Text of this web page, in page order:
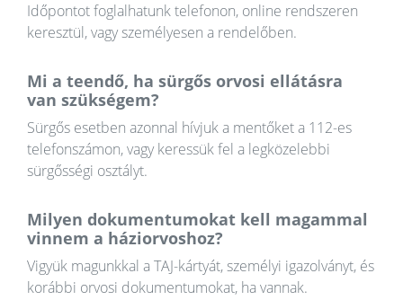
Időpontot foglalhatunk telefonon, online rendszeren
keresztül, vagy személyesen a rendelőben.
Mi a teendő, ha sürgős orvosi ellátásra
van szükségem?
Sürgős esetben azonnal hívjuk a mentőket a 112-es
telefonszámon, vagy keressük fel a legközelebbi
sürgősségi osztályt.
Milyen dokumentumokat kell magammal
vinnem a háziorvoshoz?
Vigyük magunkkal a TAJ-kártyát, személyi igazolványt, és
korábbi orvosi dokumentumokat, ha vannak.